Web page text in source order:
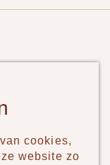
cookies,
website zo